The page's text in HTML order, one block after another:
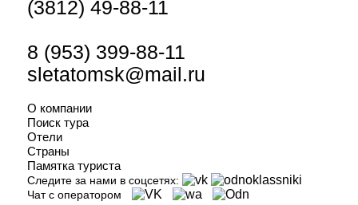
(3812) 49-88-11
8 (953) 399-88-11
sletatomsk@mail.ru
О компании
Поиск тура
Отели
Страны
Памятка туриста
Следите за нами в соцсетях:
Чат с оператором